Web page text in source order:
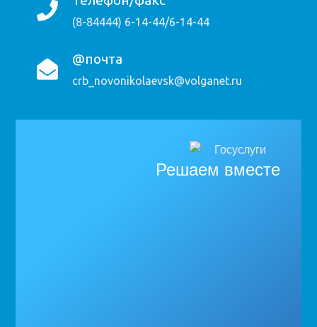
(8-84444) 6-14-44/6-14-44
@почта
crb_novonikolaevsk@volganet.ru
Решаем вместе